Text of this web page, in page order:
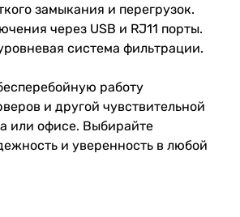
замыкания и перегрузок.
через USB и RJ11 порты.
система фильтрации.
работу
и другой чувствительной
или офисе. Выбирайте
и уверенность в любой